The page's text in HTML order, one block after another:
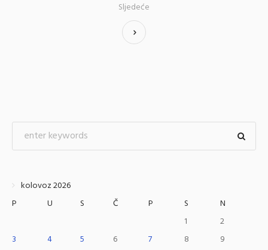
Sljedeće
kolovoz 2026
P
U S Č P S
N
1
2
3
4 5 6 7 8
9